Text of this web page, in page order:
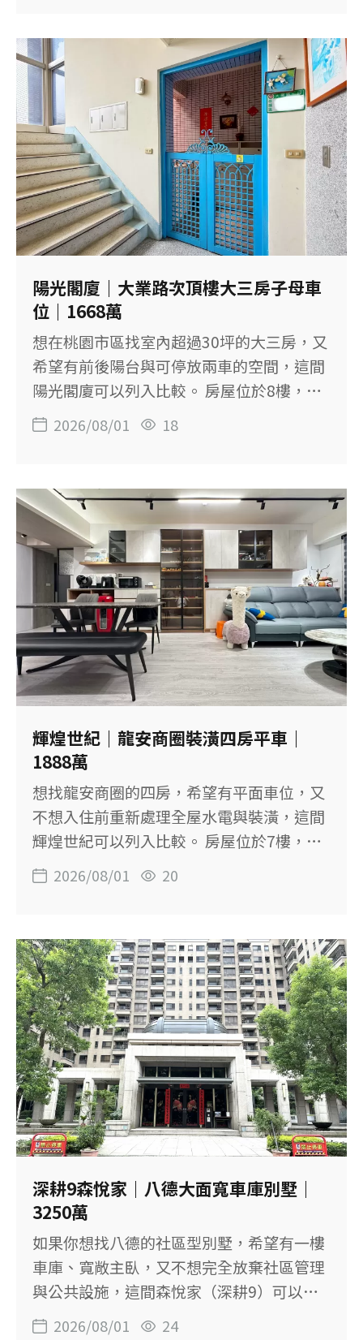
廣場、忠勇公園與學校，適合重視家庭空間
及生活便利性的換屋族。 【這間房子的重
點】 ◆ 鄰近忠勇公園 ◆ 鄰近八德置地生活
廣場 ◆ 開車約5分鐘可達捷運綠線G05站周
邊 ◆ 地上5層社區型別墅，建物約88坪 ◆
主建物約78.10坪，室內空間完整 ◆ 4房2廳
5衛，家庭使用更有彈性 ◆ 社區設有集中垃
圾處理區 ◆ 一樓設有獨立車庫 【物件基本
資料】 社區：新家坡No.13（桃大之星） 位
置：桃園市八德區義勇街 售價：2,860萬元
格局：4房2廳5衛 建物坪數：88.04坪 主建
物：78.10坪 附屬建物：7.53坪 主建物＋陽
台：約83.10坪 土地坪數：26.03坪 樓層：1
至5樓／共5樓 屋齡：約19.9年 車位：一樓
獨立車庫固定車位 單價：約32.49萬元／坪
登記用途：住
陽光閣廈｜大業路次頂樓大三房子母車
位｜1668萬
想在桃園市區找室內超過30坪的大三房，又
希望有前後陽台與可停放兩車的空間，這間
陽光閣廈可以列入比較。 房屋位於8樓，為9
層華廈的次頂樓，建物49.88坪，規劃3房2
廳2衛，主建物加陽台約32.69坪。 刊登資料
進一步了解。 【這間房子的重點】 ◆ 8樓次
頂樓，採光與通風條件良好 ◆ 3房2廳2衛，
主建物加陽台約32.69坪 ◆ 前後雙陽台，生
活與工作陽台可分開使用 ◆ 主臥衛浴設有
對外窗 ◆ 玄關外有陽台空間，可規劃落塵
區 ◆ 子母車位 ◆ 室內使用空間實在 ◆ 鄰近
大業路生活圈及學校 【物件基本資料】 社
區：陽光閣廈 位置：桃園市桃園區大業路一
段 售價：1,668萬元 格局：3房2廳2衛 建物
坪數：49.88坪 主建物：29.04坪 附屬建
物：3.65坪 主建物＋陽台：約32.69坪 土地
坪數：7.57坪 樓層：8樓／共9樓 屋齡：約
27.2年 車位：刊登資料標示子母車位，基本
資料登載坡道平面固定車位 單價：約33.44
萬元／坪 登記用途：住家用 【超過32坪的
大三房空
2026/08/01 18
輝煌世紀｜龍安商圈裝潢四房平車｜
1888萬
想找龍安商圈的四房，希望有平面車位，又
不想入住前重新處理全屋水電與裝潢，這間
輝煌世紀可以列入比較。 房屋位於7樓，建
物60.86坪，規劃4房2廳2衛，主建物加陽台
約32.97坪，另附平面車位。 室內已有完整
點】 ◆ 正四房格局，適合家庭成員較多的
買方 ◆ 主建物加陽台約32.97坪 ◆ 室內已
有完整裝潢，可減少入住前整理時間 ◆ 銷
售資料載明全室水電曾更新 ◆ 設有雙層氣
密窗 ◆ 附固定坡道平面車位 ◆ 位於龍安商
圈，鄰近市場與賣場 ◆ 大樓下方附近設有
公車站 【物件基本資料】 社區：輝煌世紀
位置：桃園市八德區中華路 售價：1,888萬
元 格局：4房2廳2衛 建物坪數：60.86坪，
含車位約8.30坪 主建物：30.83坪 附屬建
物：4.99坪 主建物＋陽台：約32.97坪 土地
坪數：7.12坪 樓層：7樓／共15樓 屋齡：約
18.3年 車位：固定坡道平面車位 登記用
途：住家用 【完整四房，適合換屋家庭】
這間保有標準4房2廳2衛格局，主建物加陽
台約32.97坪
2026/08/01 20
深耕9森悅家｜八德大面寬車庫別墅｜
3250萬
如果你想找八德的社區型別墅，希望有一樓
車庫、寬敞主臥，又不想完全放棄社區管理
與公共設施，這間森悅家（深耕9）可以列
入比較。 房屋位於八德區豐吉路，地上1至4
2026/08/01 24